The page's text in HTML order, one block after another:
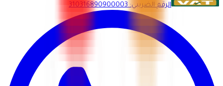
الرقم الضريبي:
310316890900003